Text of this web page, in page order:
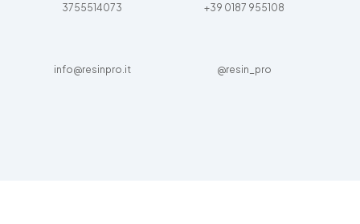
3755514073 +39 0187 955108
info@resinpro.it @resin_pro